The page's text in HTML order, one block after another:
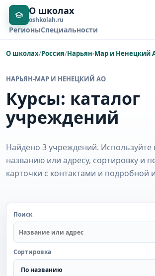
О школах
oshkolah.ru
РегионыСпециальности
О школах/Россия/Нарьян-Мар и Ненецкий
НАРЬЯН-МАР И НЕНЕЦКИЙ АО
Курсы: каталог
учреждений
Найдено 3 учреждений. Используйте
названию или адресу, сортировку и
карточки с контактами и подробной
Поиск
Сортировка